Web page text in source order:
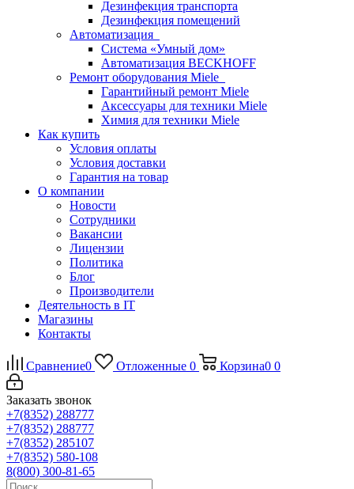
Дезинфекция транспорта
Дезинфекция помещений
Автоматизация
Система «Умный дом»
Автоматизация BECKHOFF
Ремонт оборудования Miele
Гарантийный ремонт Miele
Аксессуары для техники Miele
Химия для техники Miele
Как купить
Условия оплаты
Условия доставки
Гарантия на товар
О компании
Новости
Сотрудники
Вакансии
Лицензии
Политика
Блог
Производители
Деятельность в IT
Магазины
Контакты
Сравнение0 Отложенные 0 Корзина0 0
Заказать звонок
+7(8352) 288777
+7(8352) 288777
+7(8352) 285107
+7(8352) 580-108
8(800) 300-81-65